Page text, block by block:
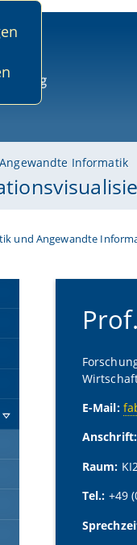
Informatik
und Angewandte
E-Mail:
Anschrift:
Raum:
Tel.: +49